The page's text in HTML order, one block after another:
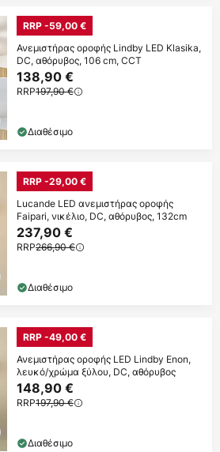
RRP -59,00 €
Ανεμιστήρας οροφής Lindby LED Klasika,
DC, αθόρυβος, 106 cm, CCT
138,90 €
RRP197,90 €
Διαθέσιμο
RRP -29,00 €
Lucande LED ανεμιστήρας οροφής
Faipari, νικέλιο, DC, αθόρυβος, 132cm
237,90 €
RRP266,90 €
Διαθέσιμο
RRP -49,00 €
Ανεμιστήρας οροφής LED Lindby Enon,
λευκό/χρώμα ξύλου, DC, αθόρυβος
148,90 €
RRP197,90 €
Διαθέσιμο